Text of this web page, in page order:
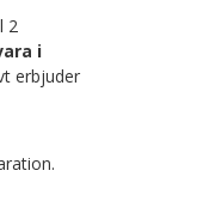
2
i
erbjuder